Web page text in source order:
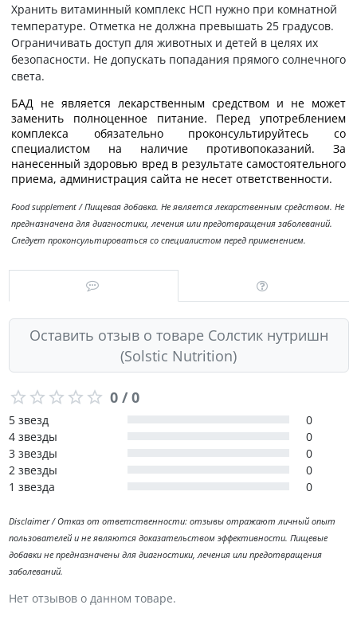
Хранить витаминный комплекс НСП нужно при комнатной
температуре. Отметка не должна превышать 25 градусов.
Ограничивать доступ для животных и детей в целях их
безопасности. Не допускать попадания прямого солнечного
света.
БАД не является лекарственным средством и не может
заменить полноценное питание. Перед употреблением
комплекса обязательно проконсультируйтесь со
специалистом на наличие противопоказаний. За
нанесенный здоровью вред в результате самостоятельного
приема, администрация сайта не несет ответственности.
Food supplement / Пищевая добавка. Не является лекарственным средством. Не
предназначена для диагностики, лечения или предотвращения заболеваний.
Следует проконсультироваться со специалистом перед применением.
Оставить отзыв о товаре Солстик нутришн
(Solstic Nutrition)
0 / 0
5 звезд
0
4 звезды
0
3 звезды
0
2 звезды
0
1 звезда
0
Disclaimer / Отказ от ответственности: отзывы отражают личный опыт
пользователей и не являются доказательством эффективности. Пищевые
добавки не предназначены для диагностики, лечения или предотвращения
заболеваний.
Нет отзывов о данном товаре.